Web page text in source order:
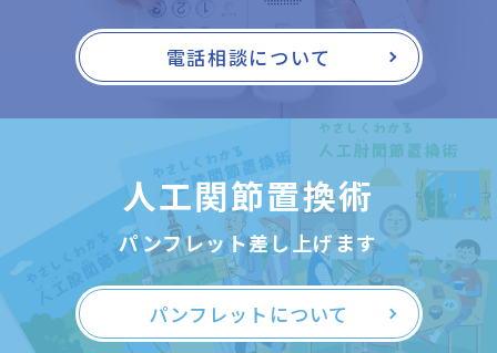
電話相談について
人工関節置換術
パンフレット差し上げます
パンフレットについて